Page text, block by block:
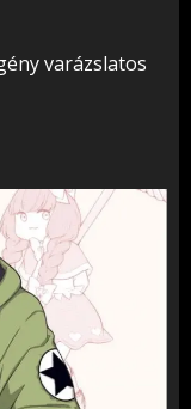
varázslatos